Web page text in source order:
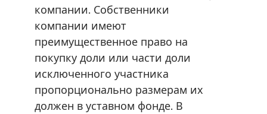
компании. Собственники
компании имеют
преимущественное право на
покупку доли или части доли
исключенного участника
пропорционально размерам их
должен в уставном фонде. В